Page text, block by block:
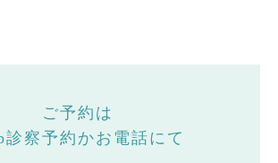
ご予約は
診察予約かお電話にて